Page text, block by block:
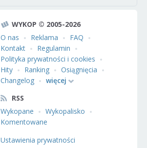
WYKOP © 2005-2026
O nas
Reklama
FAQ
Kontakt
Regulamin
Polityka prywatności i cookies
Hity
Ranking
Osiągnięcia
Changelog
więcej
RSS
Wykopane
Wykopalisko
Komentowane
Ustawienia prywatności